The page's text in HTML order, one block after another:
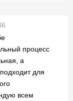
процесс
а
для
всем